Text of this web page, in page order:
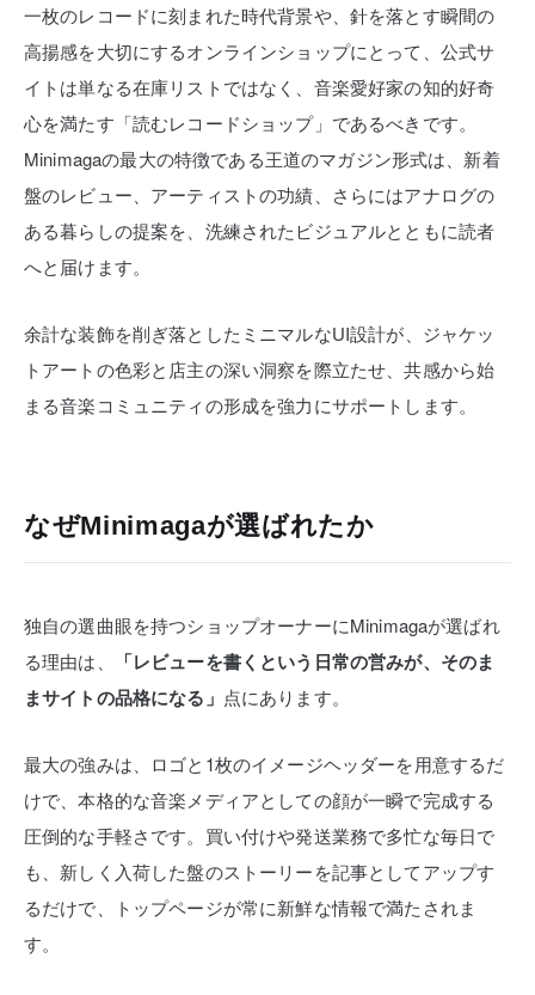
一枚のレコードに刻まれた時代背景や、針を落とす瞬間の
高揚感を大切にするオンラインショップにとって、公式サ
イトは単なる在庫リストではなく、音楽愛好家の知的好奇
心を満たす「読むレコードショップ」であるべきです。
Minimagaの最大の特徴である王道のマガジン形式は、新着
盤のレビュー、アーティストの功績、さらにはアナログの
ある暮らしの提案を、洗練されたビジュアルとともに読者
へと届けます。
余計な装飾を削ぎ落としたミニマルなUI設計が、ジャケッ
トアートの色彩と店主の深い洞察を際立たせ、共感から始
まる音楽コミュニティの形成を強力にサポートします。
なぜMinimagaが選ばれたか
独自の選曲眼を持つショップオーナーにMinimagaが選ばれ
る理由は、
「レビューを書くという日常の営みが、そのま
まサイトの品格になる」 点にあります。
最大の強みは、ロゴと1枚のイメージヘッダーを用意するだ
けで、本格的な音楽メディアとしての顔が一瞬で完成する
圧倒的な手軽さです。買い付けや発送業務で多忙な毎日で
も、新しく入荷した盤のストーリーを記事としてアップす
るだけで、トップページが常に新鮮な情報で満たされま
す。